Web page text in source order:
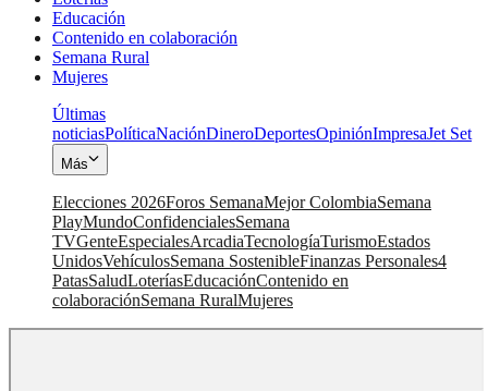
Educación
Contenido en colaboración
Semana Rural
Mujeres
Últimas
noticiasPolíticaNaciónDineroDeportesOpiniónImpresaJet Set
Más
Elecciones 2026Foros SemanaMejor ColombiaSemana
PlayMundoConfidencialesSemana
TVGenteEspecialesArcadiaTecnologíaTurismoEstados
UnidosVehículosSemana SostenibleFinanzas Personales4
PatasSaludLoteríasEducaciónContenido en
colaboraciónSemana RuralMujeres